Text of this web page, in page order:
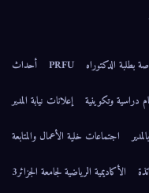
بطلبة الدكتوراه PRFU
أحداث
دراسية وتكوينية
إعلانات نيابة المدير
اجتماعات خلية الأعمال والمتابعة
الأكاديمية الرياضية لجامعة الجزائر3